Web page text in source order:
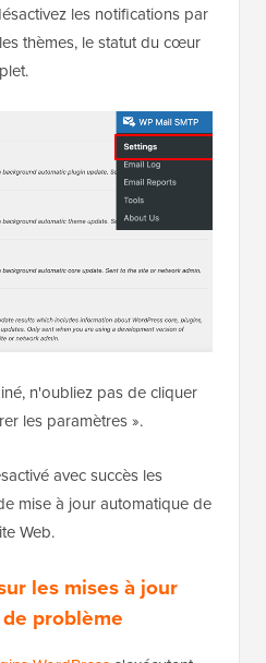
pouvez consulter notre
un plugin WordPress
à
WP Mail SMTP »
panneau d'administration
l'onglet « Contrôles d'e-mail
la section « Mises à
thèmes, le statut du cœur